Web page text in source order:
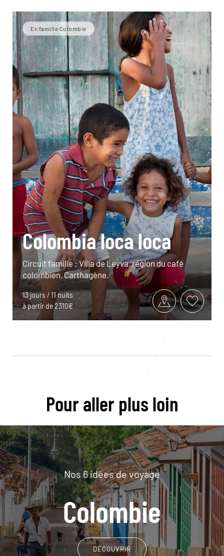
En famille Colombie
Colombia loca loca
Circuit famille : Villa de Leyva, région du café
colombien, Carthagène.
13 jours / 11 nuits
à partir de 2310€
Pour aller plus loin
Nos 6 idées de voyage
Colombie
DÉCOUVRIR